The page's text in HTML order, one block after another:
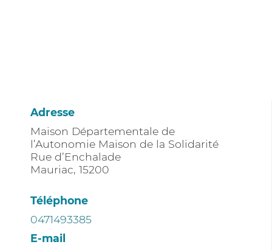
Adresse
Maison Départementale de
l’Autonomie Maison de la Solidarité
Rue d’Enchalade
Mauriac, 15200
Téléphone
0471493385
E-mail